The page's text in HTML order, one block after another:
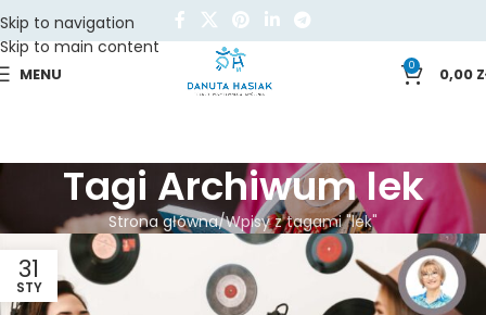
Skip to navigation
Skip to main content
MENU 0 0,00
Tagi Archiwum lek
Strona główna Wpisy z tagami "lek"
31
STY